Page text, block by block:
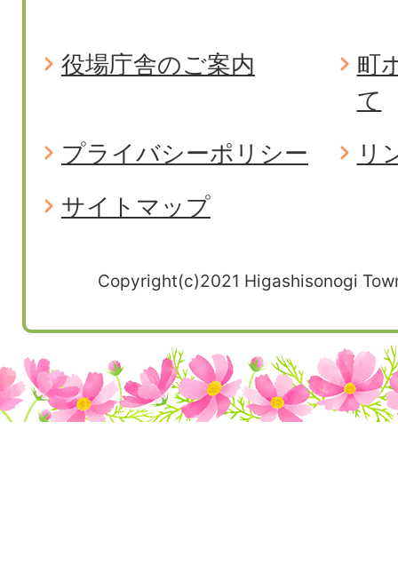
役場庁舎のご案内
町
て
プライバシーポリシー
リ
サイトマップ
Copyright(c)2021 Higashisonogi